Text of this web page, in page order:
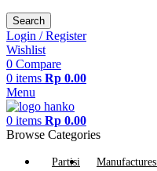
Search
Login / Register
Wishlist
0 Compare
0 items Rp 0.00
Menu
0 items Rp 0.00
Browse Categories
Partisi
Manufactures